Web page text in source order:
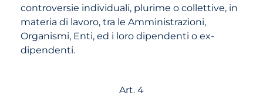
controversie individuali, plurime o collettive, in
materia di lavoro, tra le Amministrazioni,
Organismi, Enti, ed i loro dipendenti o ex-
dipendenti.
Art. 4